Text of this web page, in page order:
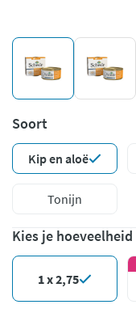
Soort
Kip en aloë
Tonijn
Kies je hoeveelheid
1 x 2,75